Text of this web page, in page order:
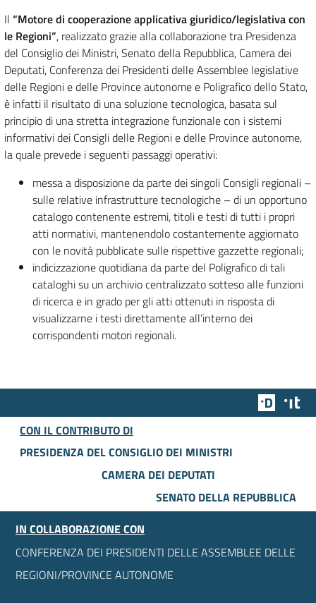
Il “Motore di cooperazione applicativa giuridico/legislativa con
le Regioni”, realizzato grazie alla collaborazione tra Presidenza
del Consiglio dei Ministri, Senato della Repubblica, Camera dei
Deputati, Conferenza dei Presidenti delle Assemblee legislative
delle Regioni e delle Province autonome e Poligrafico dello Stato,
è infatti il risultato di una soluzione tecnologica, basata sul
principio di una stretta integrazione funzionale con i sistemi
informativi dei Consigli delle Regioni e delle Province autonome,
la quale prevede i seguenti passaggi operativi:
messa a disposizione da parte dei singoli Consigli regionali –
sulle relative infrastrutture tecnologiche – di un opportuno
catalogo contenente estremi, titoli e testi di tutti i propri
atti normativi, mantenendolo costantemente aggiornato
con le novità pubblicate sulle rispettive gazzette regionali;
indicizzazione quotidiana da parte del Poligrafico di tali
cataloghi su un archivio centralizzato sotteso alle funzioni
di ricerca e in grado per gli atti ottenuti in risposta di
visualizzarne i testi direttamente all’interno dei
corrispondenti motori regionali.
Team
CON IL CONTRIBUTO DI
PRESIDENZA DEL CONSIGLIO DEI MINISTRI
CAMERA DEI DEPUTATI
SENATO DELLA REPUBBLICA
IN COLLABORAZIONE CON
CONFERENZA DEI PRESIDENTI DELLE ASSEMBLEE DELLE
REGIONI/PROVINCE AUTONOME